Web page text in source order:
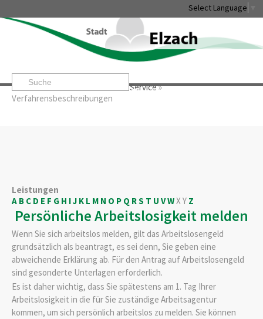
Select Language
Startseite» »Service»
Verfahrensbeschreibungen
Leben & Erleben Rathaus & Service
Leistungen
A B C D E F G H IJ K L M N O P Q RS T U VWXY Z
Persönliche Arbeitslosigkeit melden
Wenn Sie sich arbeitslos melden, gilt das Arbeitslosengeld
grundsätzlich als beantragt, es sei denn, Sie geben eine
abweichende Erklärung ab. Für den Antrag auf Arbeitslosengeld
sind gesonderte Unterlagen erforderlich.
Es ist daher wichtig, dass Sie spätestens am 1. Tag Ihrer
Arbeitslosigkeit in die für Sie zuständige Arbeitsagentur
kommen, um sich persönlich arbeitslos zu melden. Sie können